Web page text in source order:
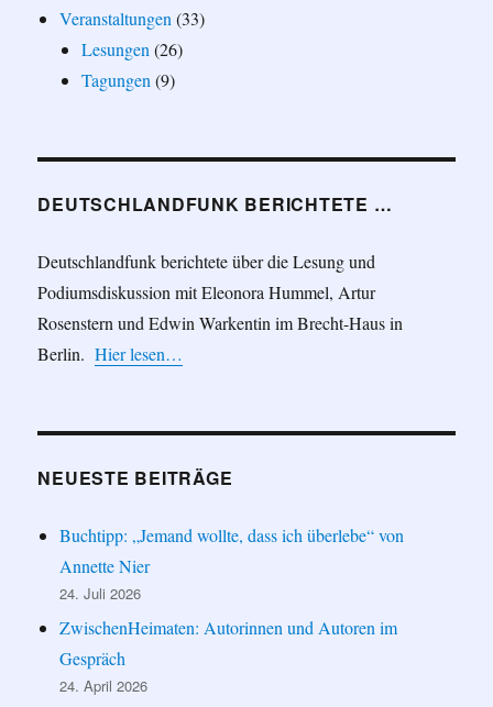
Veranstaltungen (33)
Lesungen (26)
Tagungen (9)
DEUTSCHLANDFUNK BERICHTETE …
Deutschlandfunk berichtete über die Lesung und
Podiumsdiskussion mit Eleonora Hummel, Artur
Rosenstern und Edwin Warkentin im Brecht-Haus in
Berlin.Hier lesen…
NEUESTE BEITRÄGE
Buchtipp: „Jemand wollte, dass ich überlebe“ von
Annette Nier
24. Juli 2026
ZwischenHeimaten: Autorinnen und Autoren im
Gespräch
24. April 2026